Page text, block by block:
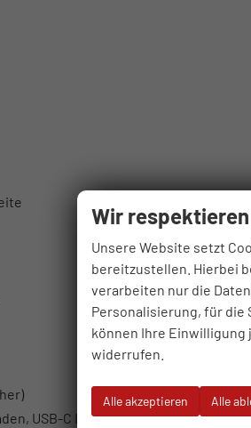
USB-C Laden)
Wir
Unsere Website setzt
bereitzustellen. Hierbei
verarbeiten nur die
Personalisierung, für die
können Ihre
widerrufen.
Alle akzeptieren Alle